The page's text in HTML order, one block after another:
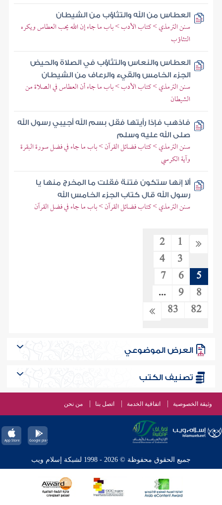
العطاس من الله والتثاؤب من الشيطان
سنن الترمذي > كتاب الأدب > باب ما جاء إن الله يحب العطاس ويكره
التثاؤب
العطاس والنعاس والتثاؤب في الصلاة والحيض
الجزء الخامس والقيء والرعاف من الشيطان
سنن الترمذي > كتاب الأدب > باب ما جاء أن العطاس في الصلاة من
الشيطان
فاذهب فإذا رأيتها فقل بسم الله أجيبي رسول الله
صلى الله عليه وسلم
سنن الترمذي > كتاب فضائل القرآن > باب ما جاء في فضل سورة البقرة
وآية الكرسي
ألا إنها ستكون فتنة فقلت ما المخرج منها يا
رسول الله قال كتاب الجزء الخامس الله
سنن الترمذي > كتاب فضائل القرآن > باب ما جاء في فضل القرآن
1
2
3
4
5
6
7
8
9
...
82
83
العرض الموضوعي
تصنيف الكتب
وثيقة الخصوصية اتفاقية الخدمة اتصل بنا من نحن
جميع الحقوق محفوظة © 2026 - 1998 لشبكة إسلام ويب